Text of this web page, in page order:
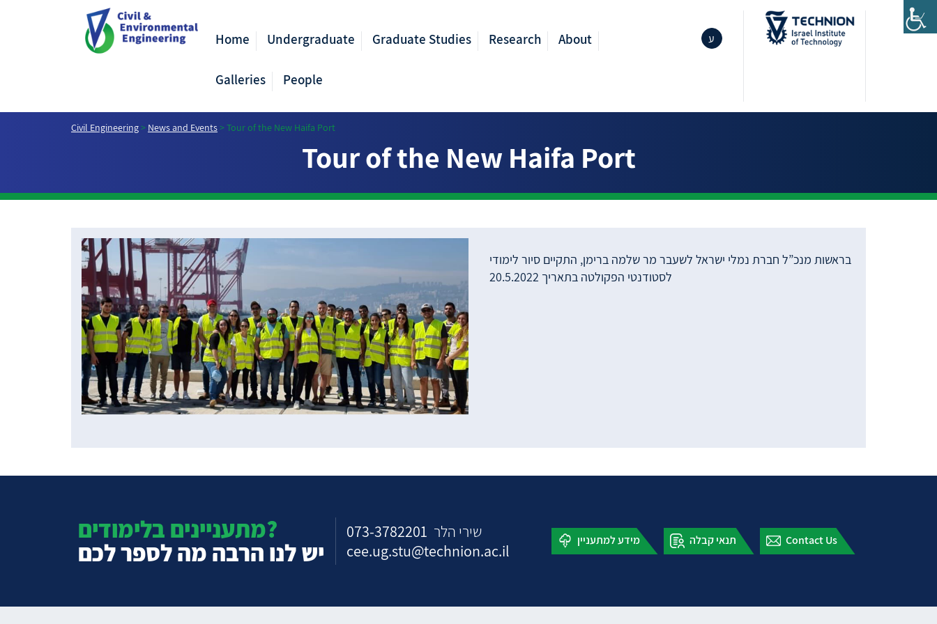
Home Undergraduate Graduate Studies Research About
Galleries People
ע
Civil Engineering> News and Events>Tour of the New Haifa Port
Tour of the New Haifa Port
בראשות מנכ”ל חברת נמלי ישראל לשעבר מר שלמה ברימן, התקיים סיור לימודי
לסטודנטי הפקולטה בתאריך 20.5.2022
מתעניינים בלימודים?
יש לנו הרבה מה לספר לכם
שירי הלר 073-3782201
cee.ug.stu@technion.ac.il